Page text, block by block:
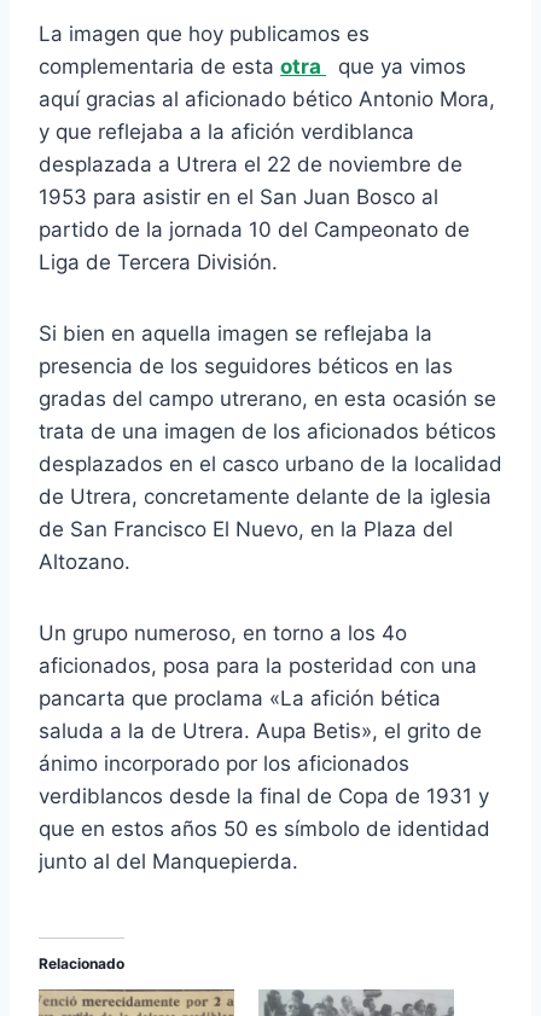
La imagen que hoy publicamos es
complementaria de esta otra
que ya vimos
aquí gracias al aficionado bético Antonio Mora,
y que reflejaba a la afición verdiblanca
desplazada a Utrera el 22 de noviembre de
1953 para asistir en el San Juan Bosco al
partido de la jornada 10 del Campeonato de
Liga de Tercera División.
Si bien en aquella imagen se reflejaba la
presencia de los seguidores béticos en las
gradas del campo utrerano, en esta ocasión se
trata de una imagen de los aficionados béticos
desplazados en el casco urbano de la localidad
de Utrera, concretamente delante de la iglesia
de San Francisco El Nuevo, en la Plaza del
Altozano.
Un grupo numeroso, en torno a los 4o
aficionados, posa para la posteridad con una
pancarta que proclama «La afición bética
saluda a la de Utrera. Aupa Betis», el grito de
ánimo incorporado por los aficionados
verdiblancos desde la final de Copa de 1931 y
que en estos años 50 es símbolo de identidad
junto al del Manquepierda.
Relacionado